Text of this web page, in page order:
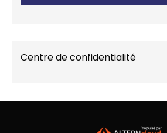
Centre de confidentialité